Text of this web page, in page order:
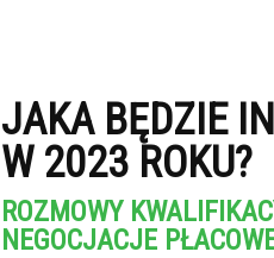
JAKA BĘDZIE
W 2023 ROKU?
ROZMOWY
NEGOCJACJE